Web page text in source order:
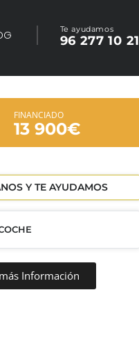
Te ayudamos
96 277 10 21
FINANCIADO
13 900€
Y TE AYUDAMOS
Información